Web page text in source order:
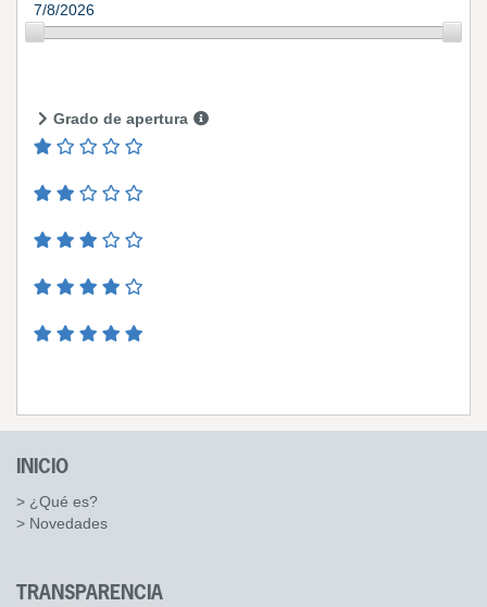
7/8/2026
Grado de apertura
INICIO
> ¿Qué es?
> Novedades
TRANSPARENCIA